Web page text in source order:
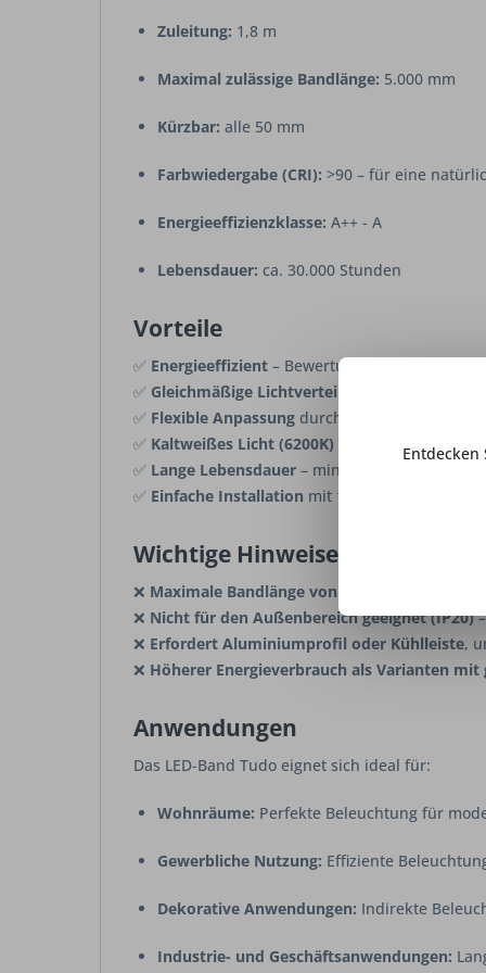
Zuleitung: 1,8 m
Maximal zulässige Bandlänge: 5.000 mm
Kürzbar: alle 50 mm
Farbwiedergabe (CRI): >90 – für eine
Energieeffizienzklasse: A++ - A
Lebensdauer: ca. 30.000 Stunden
Vorteile
✅ Energieeffizient – Bewertung A++ bis A
✅ Gleichmäßige Lichtverteilung
✅ Flexible Anpassung durch Kürzbarkeit alle 50
✅ Kaltweißes Licht (6200K) für eine klare,
✅ Lange Lebensdauer – minimierter
✅ Einfache Installation mit 1,8 m langer
Wichtige Hinweise & Nachteile
❌ Maximale Bandlänge von 5.000 mm beachten
❌ Nicht für den Außenbereich geeignet (IP20)
❌ Erfordert Aluminiumprofil oder Kühlleiste,
❌ Höherer Energieverbrauch als Varianten
Anwendungen
Das LED-Band Tudo eignet sich ideal für:
Wohnräume: Perfekte Beleuchtung für
Gewerbliche Nutzung: Effiziente
Dekorative Anwendungen: Indirekte
Industrie- und Geschäftsanwendungen:
Entdecken